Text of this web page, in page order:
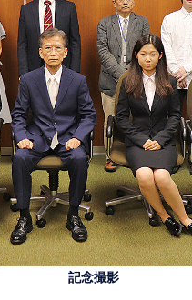
記念撮影